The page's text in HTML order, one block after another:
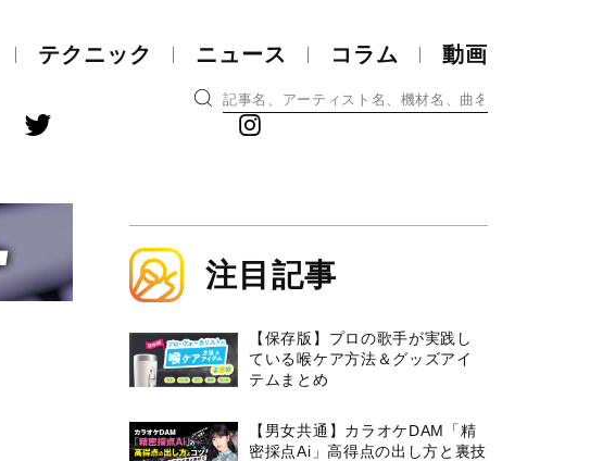
テクニック ニュース コラム 動画
注目記事
【保存版】プロの歌手が実践し
ている喉ケア⽅法＆グッズアイ
テムまとめ
【男女共通】カラオケDAM「精
密採点Ai」高得点の出し方と裏技